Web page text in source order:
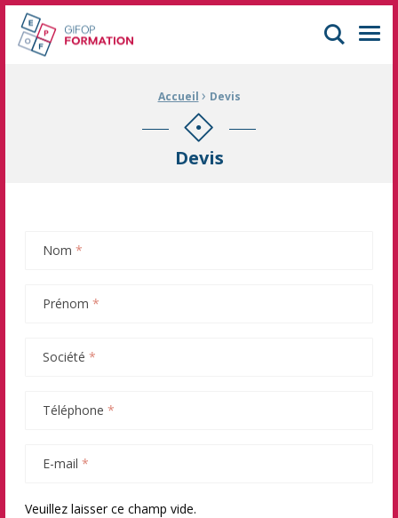
GIFOP Formation Centre de formation continue à Mulhouse
Accueil › Devis
Devis
Nom *
Prénom *
Société *
Téléphone *
E-mail *
Veuillez laisser ce champ vide.